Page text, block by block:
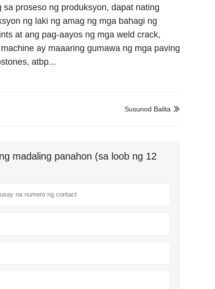
proseso ng produksyon, dapat nating
ng laki ng amag ng mga bahagi ng
at ang pag-aayos ng mga weld crack,
ay maaaring gumawa ng mga paving
atbp...

Susunod Balita
madaling panahon (sa loob ng 12